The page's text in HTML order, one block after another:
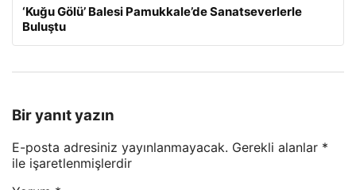
‘Kuğu Gölü’ Balesi Pamukkale’de Sanatseverlerle
Buluştu
Bir yanıt yazın
E-posta adresiniz yayınlanmayacak. Gerekli alanlar *
ile işaretlenmişlerdir